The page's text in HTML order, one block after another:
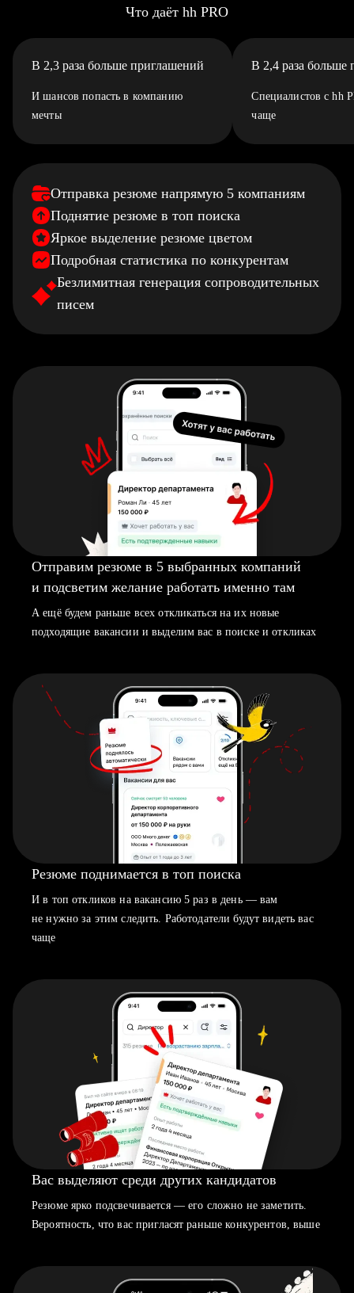
Что даёт hh PRO
В 2,3 раза больше приглашений
И шансов попасть в компанию
мечты
В 2,4 раза больше
Специалистов с hh
чаще
Отправка резюме напрямую 5 компаниям
Поднятие резюме в топ поиска
Яркое выделение резюме цветом
Подробная статистика по конкурентам
Безлимитная генерация сопроводительных
писем
Отправим резюме в 5 выбранных компаний
и подсветим желание работать именно там
А ещё будем раньше всех откликаться на их новые
подходящие вакансии и выделим вас в поиске и откликах
Резюме поднимается в топ поиска
И в топ откликов на вакансию 5 раз в день — вам
не нужно за этим следить. Работодатели будут видеть вас
чаще
Вас выделяют среди других кандидатов
Резюме ярко подсвечивается — его сложно не заметить.
Вероятность, что вас пригласят раньше конкурентов, выше